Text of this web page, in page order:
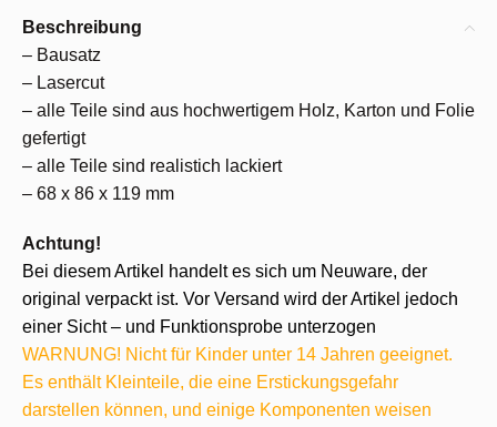
Beschreibung
– Bausatz
– Lasercut
– alle Teile sind aus hochwertigem Holz, Karton und Folie
gefertigt
– alle Teile sind realistich lackiert
– 68 x 86 x 119 mm
Achtung!
Bei diesem Artikel handelt es sich um Neuware, der
original verpackt ist. Vor Versand wird der Artikel jedoch
einer Sicht – und Funktionsprobe unterzogen
WARNUNG! Nicht für Kinder unter 14 Jahren geeignet.
Es enthält Kleinteile, die eine Erstickungsgefahr
darstellen können, und einige Komponenten weisen